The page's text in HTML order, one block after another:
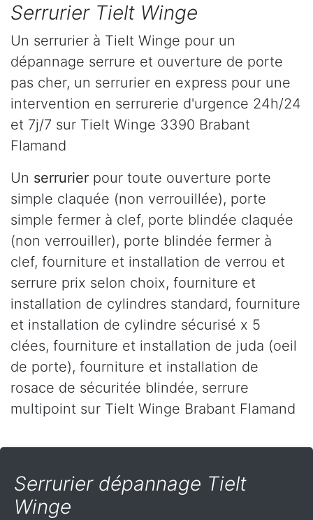
Serrurier Tielt Winge
Un serrurier à Tielt Winge pour un
dépannage serrure et ouverture de porte
pas cher, un serrurier en express pour une
intervention en serrurerie d'urgence 24h/24
et 7j/7 sur Tielt Winge 3390 Brabant
Flamand
Un serrurier pour toute ouverture porte
simple claquée (non verrouillée), porte
simple fermer à clef, porte blindée claquée
(non verrouiller), porte blindée fermer à
clef, fourniture et installation de verrou et
serrure prix selon choix, fourniture et
installation de cylindres standard, fourniture
et installation de cylindre sécurisé x 5
clées, fourniture et installation de juda (oeil
de porte), fourniture et installation de
rosace de sécuritée blindée, serrure
multipoint sur Tielt Winge Brabant Flamand
Serrurier dépannage Tielt
Winge